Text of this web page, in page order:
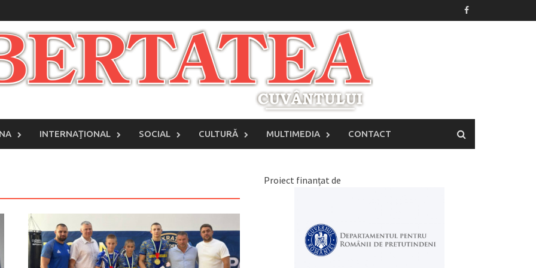
INTERNAŢIONAL SOCIAL CULTURĂ MULTIMEDIA CONTACT
Proiect finanțat de